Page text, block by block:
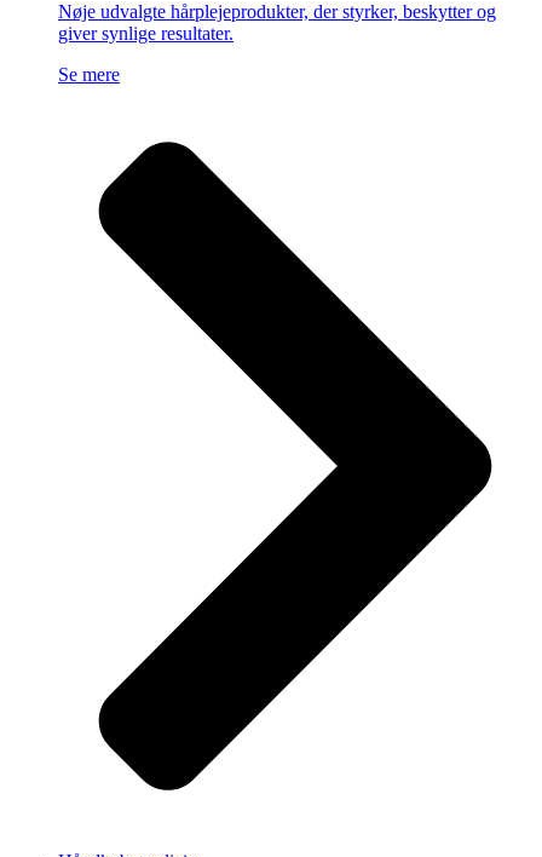
Nøje udvalgte hårplejeprodukter, der styrker, beskytter og
giver synlige resultater.
Se mere